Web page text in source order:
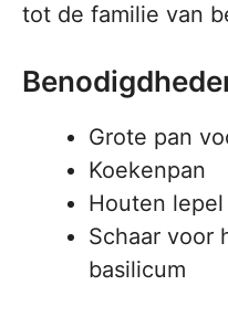
tot de familie van
Grote pan
Koekenpan
Houten lepel
Schaar voor
basilicum